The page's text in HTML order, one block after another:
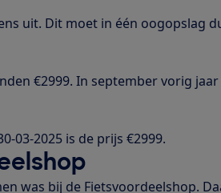
uit. Dit moet in één oogopslag
€2999. In september vorig
03-2025 is de prijs €2999.
was bij de Fietsvoordeelshop.